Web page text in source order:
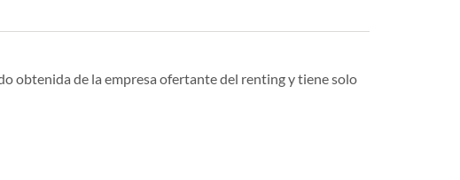
obtenida de la empresa ofertante del renting y tiene solo